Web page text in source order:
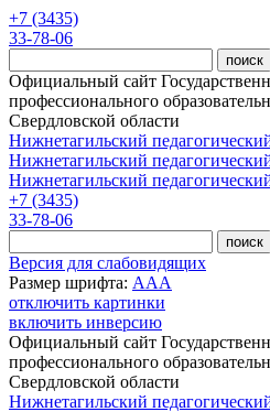
Перейти к основному содержанию
+7 (3435)
33-78-06
Официальный сайт
профессионального
Свердловской области
Нижнетагильский
Нижнетагильский
Нижнетагильский
+7 (3435)
33-78-06
Версия для слабовидящих
Размер шрифта: AAA
отключить картинки
включить инверсию
Официальный сайт
профессионального
Свердловской области
Нижнетагильский